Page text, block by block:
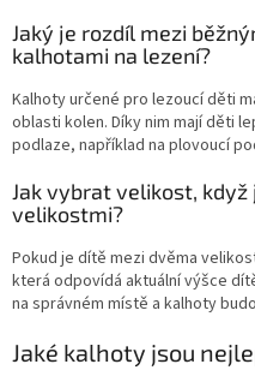
Jaký je rozdíl mezi
kalhotami na lezení?
Kalhoty určené pro lezoucí děti
oblasti kolen. Díky nim mají děti
podlaze, například na plovoucí
Jak vybrat velikost,
velikostmi?
Pokud je dítě mezi dvěma
která odpovídá aktuální výšce
na správném místě a kalhoty
Jaké kalhoty jsou